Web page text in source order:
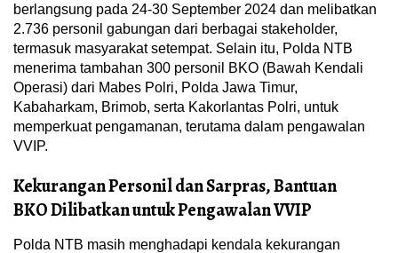
berlangsung pada 24-30 September 2024 dan melibatkan
2.736 personil gabungan dari berbagai stakeholder,
termasuk masyarakat setempat. Selain itu, Polda NTB
menerima tambahan 300 personil BKO (Bawah Kendali
Operasi) dari Mabes Polri, Polda Jawa Timur,
Kabaharkam, Brimob, serta Kakorlantas Polri, untuk
memperkuat pengamanan, terutama dalam pengawalan
VVIP.
Kekurangan Personil dan Sarpras, Bantuan
BKO Dilibatkan untuk Pengawalan VVIP
Polda NTB masih menghadapi kendala kekurangan